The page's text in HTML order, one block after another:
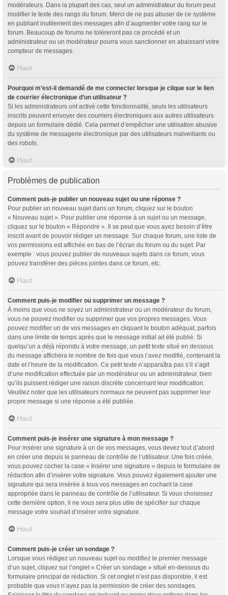
modérateurs. Dans la plupart des cas, seul un administrateur du forum peut
modifier le texte des rangs du forum. Merci de ne pas abuser de ce système
en publiant inutilement des messages afin d’augmenter votre rang sur le
forum. Beaucoup de forums ne toléreront pas ce procédé et un
administrateur ou un modérateur pourra vous sanctionner en abaissant votre
compteur de messages.
Haut
Pourquoi m’est-il demandé de me connecter lorsque je clique sur le lien
de courrier électronique d’un utilisateur ?
Si les administrateurs ont activé cette fonctionnalité, seuls les utilisateurs
inscrits peuvent envoyer des courriers électroniques aux autres utilisateurs
depuis un formulaire dédié. Cela permet d’empêcher une utilisation abusive
du système de messagerie électronique par des utilisateurs malveillants ou
des robots.
Haut
Problèmes de publication
Comment puis-je publier un nouveau sujet ou une réponse ?
Pour publier un nouveau sujet dans un forum, cliquez sur le bouton
« Nouveau sujet ». Pour publier une réponse à un sujet ou un message,
cliquez sur le bouton « Répondre ». Il se peut que vous ayez besoin d’être
inscrit avant de pouvoir rédiger un message. Sur chaque forum, une liste de
vos permissions est affichée en bas de l’écran du forum ou du sujet. Par
exemple : vous pouvez publier de nouveaux sujets dans ce forum, vous
pouvez transférer des pièces jointes dans ce forum, etc.
Haut
Comment puis-je modifier ou supprimer un message ?
À moins que vous ne soyez un administrateur ou un modérateur du forum,
vous ne pouvez modifier ou supprimer que vos propres messages. Vous
pouvez modifier un de vos messages en cliquant le bouton adéquat, parfois
dans une limite de temps après que le message initial ait été publié. Si
quelqu’un a déjà répondu à votre message, un petit texte situé en dessous
du message affichera le nombre de fois que vous l’avez modifié, contenant la
date et l’heure de la modification. Ce petit texte n’apparaîtra pas s’il s’agit
d’une modification effectuée par un modérateur ou un administrateur, bien
qu’ils puissent rédiger une raison discrète concernant leur modification.
Veuillez noter que les utilisateurs normaux ne peuvent pas supprimer leur
propre message si une réponse a été publiée.
Haut
Comment puis-je insérer une signature à mon message ?
Pour insérer une signature à un de vos messages, vous devez tout d’abord
en créer une depuis le panneau de contrôle de l’utilisateur. Une fois créée,
vous pouvez cocher la case « Insérer une signature » depuis le formulaire de
rédaction afin d’insérer votre signature. Vous pouvez également ajouter une
signature qui sera insérée à tous vos messages en cochant la case
appropriée dans le panneau de contrôle de l’utilisateur. Si vous choisissez
cette dernière option, il ne vous sera plus utile de spécifier sur chaque
message votre souhait d’insérer votre signature.
Haut
Comment puis-je créer un sondage ?
Lorsque vous rédigez un nouveau sujet ou modifiez le premier message
d’un sujet, cliquez sur l’onglet « Créer un sondage » situé en-dessous du
formulaire principal de rédaction. Si cet onglet n’est pas disponible, il est
probable que vous n’ayez pas la permission de créer des sondages.